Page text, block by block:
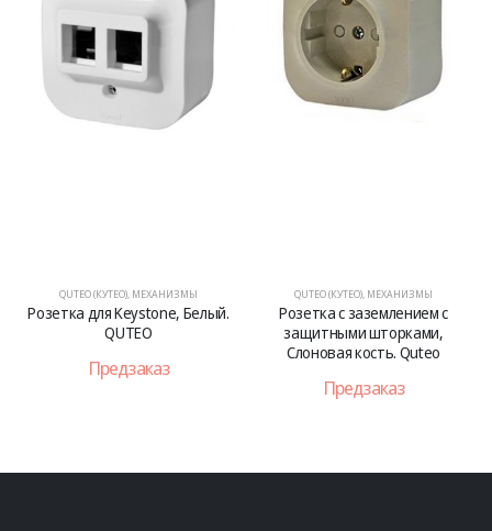
QUTEO (КУТЕО), МЕХАНИЗМЫ
Розетка для Keystone, Белый.
QUTEO
Предзаказ
QUTEO (КУТЕО), МЕХАНИЗМЫ
Розетка с заземлением с
защитными шторками,
Слоновая кость. Quteo
Предзаказ